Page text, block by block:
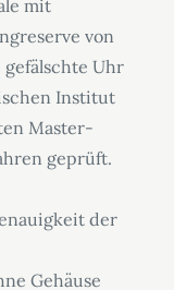
mit
von
Uhr
Institut
Master-
geprüft.
der
Gehäuse